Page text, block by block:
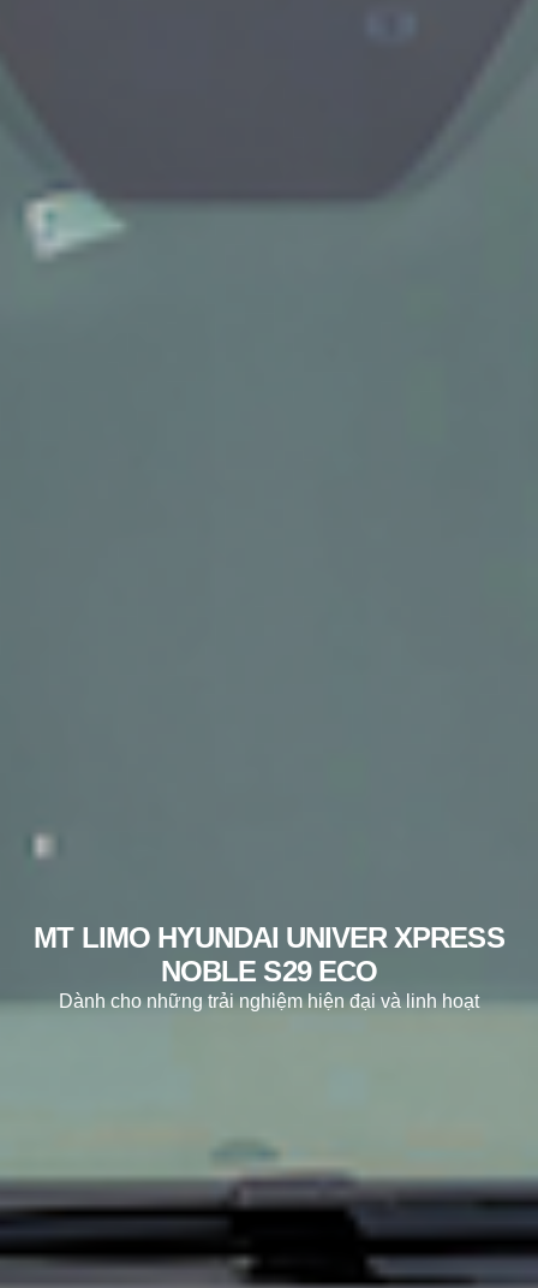
MT LIMO HYUNDAI UNIVER XPRESS
NOBLE S29 ECO
Dành cho những trải nghiệm hiện đại và linh hoạt